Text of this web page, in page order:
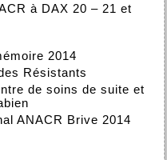
à DAX 20 – 21 et
2014
Résistants
de soins de suite et
ANACR Brive 2014